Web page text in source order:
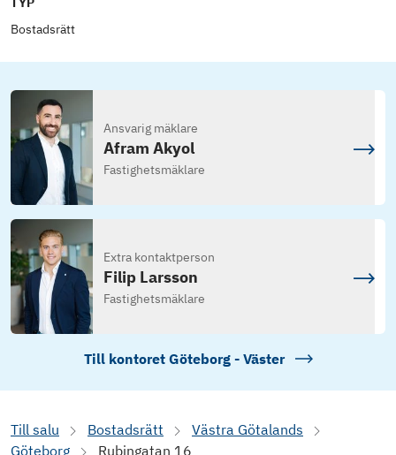
Bostadsrätt
Ansvarig mäklare
Afram Akyol
Fastighetsmäklare
Extra kontaktperson
Filip Larsson
Fastighetsmäklare
Till kontoret Göteborg - Väster
Till salu Bostadsrätt
Västra Götalands
Göteborg
Rubingatan 16